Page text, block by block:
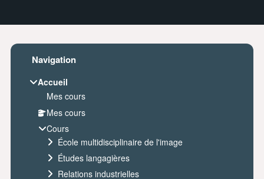
Blocs
Passer Navigation
Navigation
Accueil
Mes cours
Mes cours
Cours
École multidisciplinaire de l'image
Études langagières
Relations industrielles